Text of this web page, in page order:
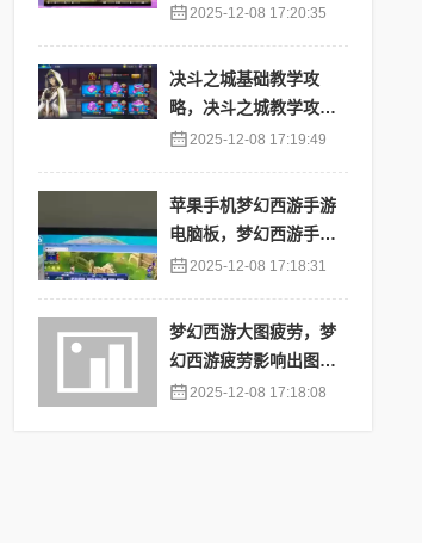
服 2025-12-08 17:20:35
决斗之城基础教学攻
略，决斗之城教学攻略2
1112025-12-08 17:19:49
苹果手机梦幻西游手游
电脑板，梦幻西游手游
苹果端怎么在电脑上登
2025-12-08 17:18:31
梦幻西游大图疲劳，梦
幻西游疲劳影响出图率
吗 2025-12-08 17:18:08